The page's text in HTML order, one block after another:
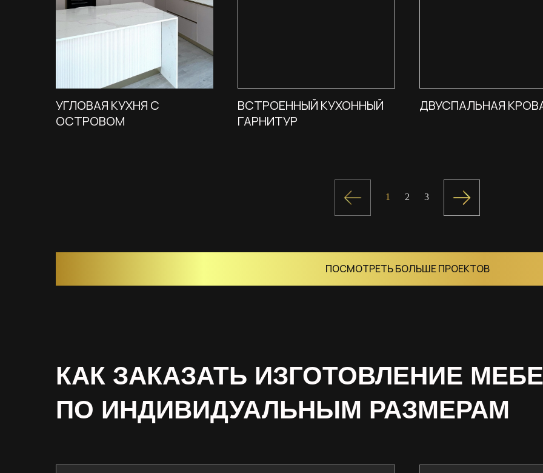
УГЛОВАЯ КУХНЯ С
ОСТРОВОМ
ВСТРОЕННЫЙ КУХОННЫЙ
ГАРНИТУР
ДВУСПАЛЬНАЯ
1 2 3
ПОСМОТРЕТЬ БОЛЬШЕ ПРОЕКТОВ
КАК ЗАКАЗАТЬ ИЗГОТОВЛЕНИЕ
ПО ИНДИВИДУАЛЬНЫМ РАЗМЕРАМ